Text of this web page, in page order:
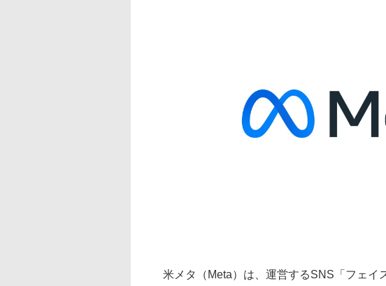
米メタ（Meta）は、運営するSNS「フェイ